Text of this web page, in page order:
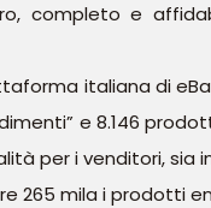
completo e
italiana di
e 8.146
per i venditori, sia
265 mila i prodotti